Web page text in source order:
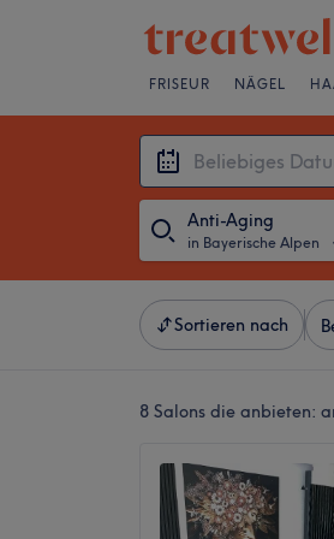
FRISEUR NÄGEL
Anti-Aging
in Bayerische Alpen ・
Sortieren nach
8 Salons die anbieten: